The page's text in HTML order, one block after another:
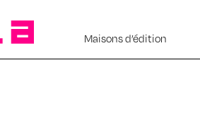
Maisons d’édition